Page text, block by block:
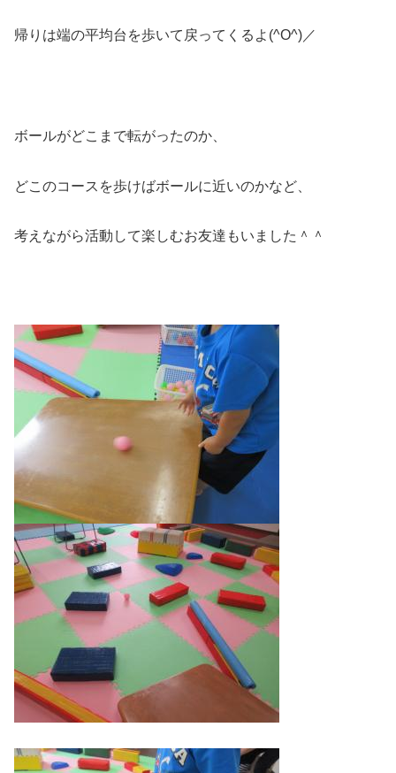
帰りは端の平均台を歩いて戻ってくるよ(^O^)／
ボールがどこまで転がったのか、
どこのコースを歩けばボールに近いのかなど、
考えながら活動して楽しむお友達もいました＾＾